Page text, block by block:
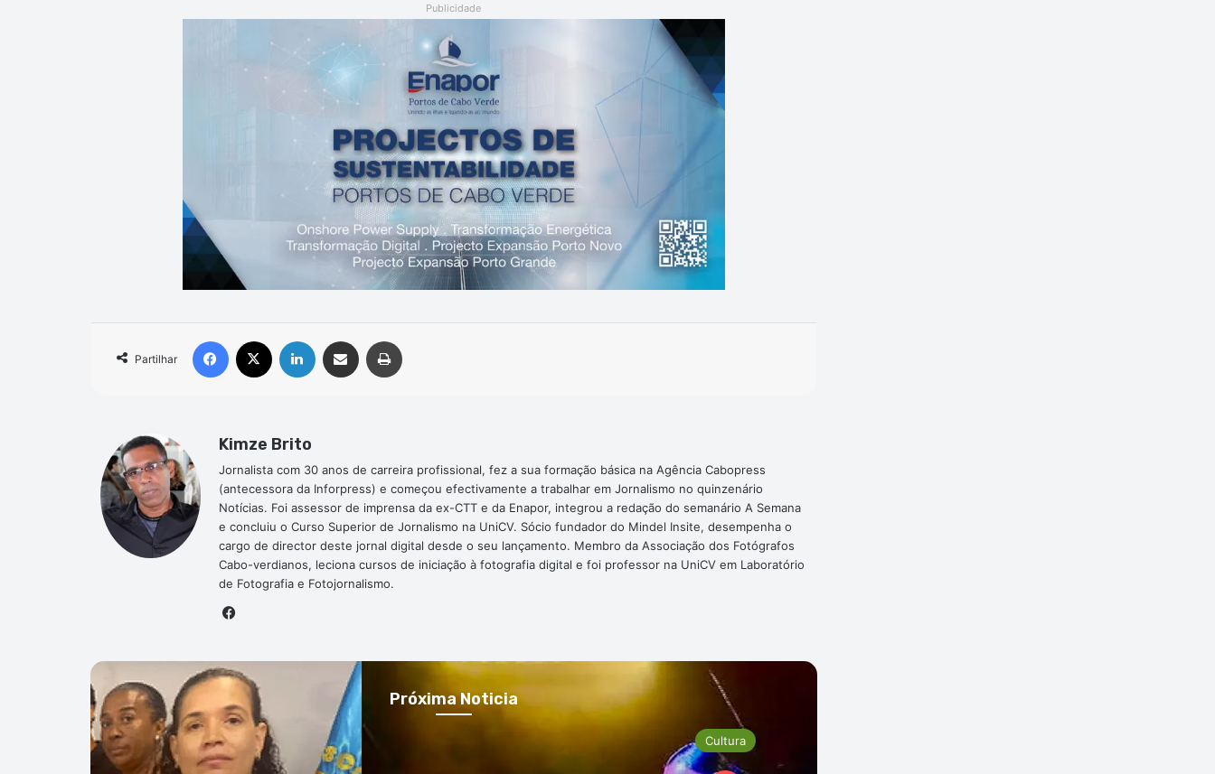
Publicidade
Partilhar
Facebook Linkedin Compartilhar via e-mail
Kimze Brito
Jornalista com 30 anos de carreira profissional, fez a sua formação básica na Agência Cabopress
(antecessora da Inforpress) e começou efectivamente a trabalhar em Jornalismo no quinzenário
Notícias. Foi assessor de imprensa da ex-CTT e da Enapor, integrou a redação do semanário A Semana
e concluiu o Curso Superior de Jornalismo na UniCV. Sócio fundador do Mindel Insite, desempenha o
cargo de director deste jornal digital desde o seu lançamento. Membro da Associação dos Fotógrafos
Cabo-verdianos, leciona cursos de iniciação à fotografia digital e foi professor na UniCV em Laboratório
de Fotografia e Fotojornalismo.
Próxima Noticia